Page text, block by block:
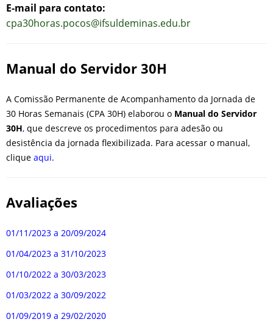
E-mail para contato:
cpa30horas.pocos@ifsuldeminas.edu.br
Manual do Servidor 30H
A Comissão Permanente de Acompanhamento da Jornada de
30 Horas Semanais (CPA 30H) elaborou o Manual do Servidor
30H, que descreve os procedimentos para adesão ou
desistência da jornada flexibilizada. Para acessar o manual,
clique aqui.
Avaliações
01/11/2023 a 20/09/2024
01/04/2023 a 31/10/2023
01/10/2022 a 30/03/2023
01/03/2022 a 30/09/2022
01/09/2019 a 29/02/2020